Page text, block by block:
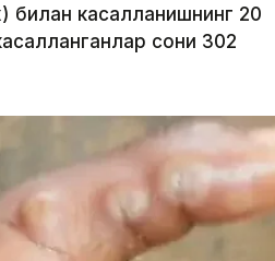
билан касалланишнинг 20
сони 302